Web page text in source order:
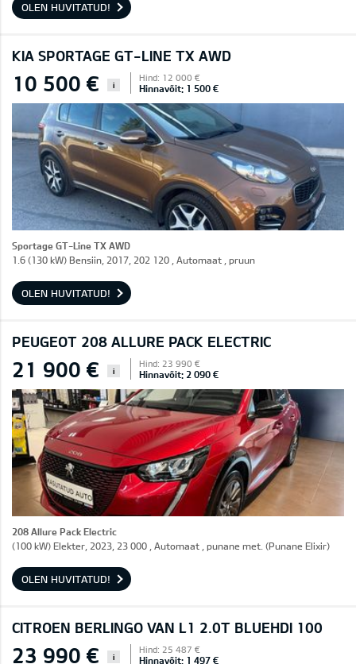
OLEN HUVITATUD!
KIA SPORTAGE GT-LINE TX AWD
10 500 € i
Hind: 12 000 €
Hinnavõit: 1 500 €
Sportage GT-Line TX AWD
1.6 (130 kW) Bensiin, 2017, 202 120 , Automaat , pruun
OLEN HUVITATUD!
PEUGEOT 208 ALLURE PACK ELECTRIC
21 900 € i
Hind: 23 990 €
Hinnavõit: 2 090 €
208 Allure Pack Electric
(100 kW) Elekter, 2023, 23 000 , Automaat , punane met. (Punane Elixir)
OLEN HUVITATUD!
CITROEN BERLINGO VAN L1 2.0T BLUEHDI 100
23 990 € i
Hind: 25 487 €
Hinnavõit: 1 497 €